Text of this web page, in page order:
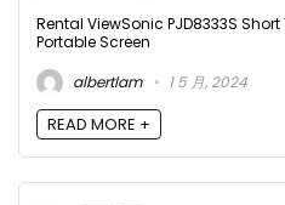
Rental ViewSonic PJD8333S
Portable Screen
albertlam
1 5 月, 2024
READ MORE +